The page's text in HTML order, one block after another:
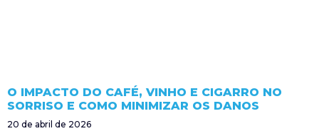
O IMPACTO DO CAFÉ, VINHO E CIGARRO NO
SORRISO E COMO MINIMIZAR OS DANOS
20 de abril de 2026